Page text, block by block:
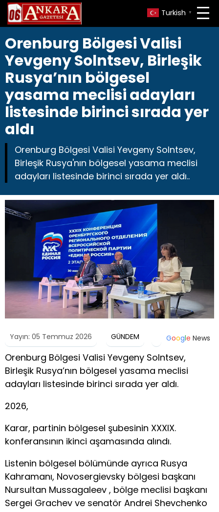
Turkish ▼
Orenburg Bölgesi Valisi
Yevgeny Solntsev, Birleşik
Rusya’nın bölgesel
yasama meclisi adayları
listesinde birinci sırada yer
aldı
Orenburg Bölgesi Valisi Yevgeny Solntsev,
Birleşik Rusya'nın bölgesel yasama meclisi
adayları listesinde birinci sırada yer aldı..
Yayın: 05 Temmuz 2026 GÜNDEM Google News
Orenburg Bölgesi Valisi Yevgeny Solntsev,
Birleşik Rusya’nın bölgesel yasama meclisi
adayları listesinde birinci sırada yer aldı.
2026,
Karar, partinin bölgesel şubesinin XXXIX.
konferansının ikinci aşamasında alındı.
Listenin bölgesel bölümünde ayrıca Rusya
Kahramanı, Novosergievsky bölgesi başkanı
Nursultan Mussagaleev , bölge meclisi başkanı
Sergei Grachev ve senatör Andrei Shevchenko